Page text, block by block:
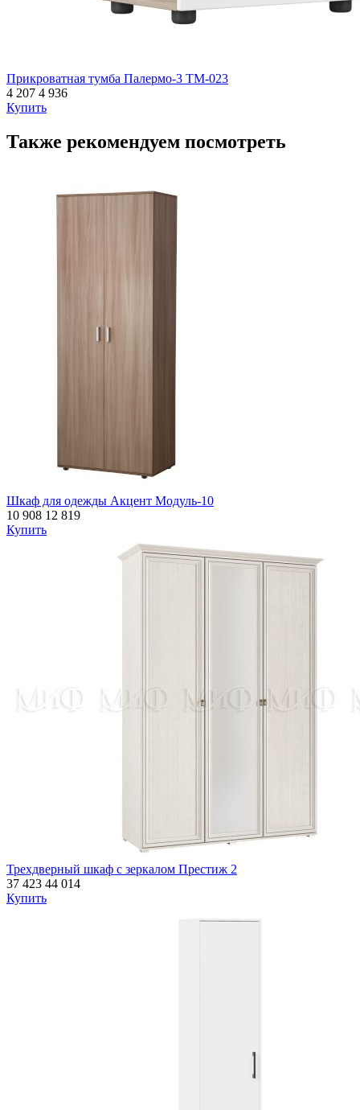
Прикроватная тумба Палермо-3 ТМ-023
4 207 4 936
Купить
Также рекомендуем посмотреть
Шкаф для одежды Акцент Модуль-10
10 908 12 819
Купить
Трехдверный шкаф с зеркалом Престиж 2
37 423 44 014
Купить